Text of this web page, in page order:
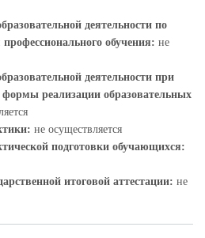
деятельности по
обучения: не
деятельности при
формы реализации образовательных
не осуществляется
подготовки обучающихся:
итоговой аттестации: не